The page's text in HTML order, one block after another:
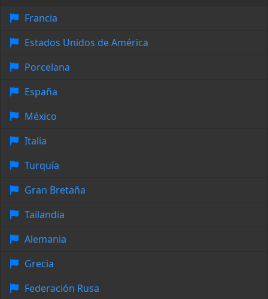
Francia
Estados Unidos de América
Porcelana
España
México
Italia
Turquía
Gran Bretaña
Tailandia
Alemania
Grecia
Federación Rusa